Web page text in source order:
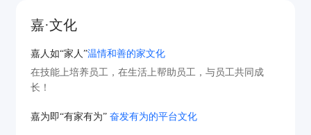
嘉·文化
嘉人如“家人”温情和善的家文化
在技能上培养员工，在生活上帮助员工，与员工共同成
长！
嘉为即“有家有为”奋发有为的平台文化